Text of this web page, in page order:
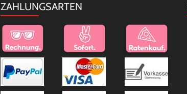
ZAHLUNGSARTEN